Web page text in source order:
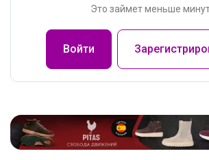
Это займет меньше
Войти